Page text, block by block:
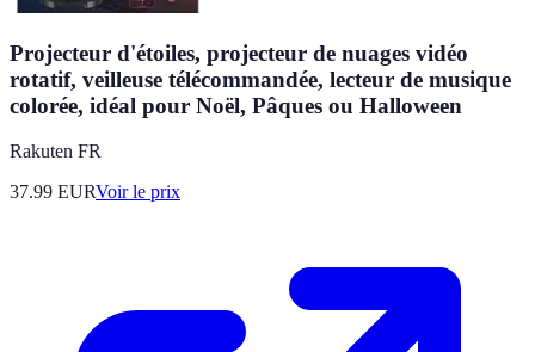
Projecteur d'étoiles, projecteur de nuages vidéo
rotatif, veilleuse télécommandée, lecteur de musique
colorée, idéal pour Noël, Pâques ou Halloween
Rakuten FR
37.99 EURVoir le prix